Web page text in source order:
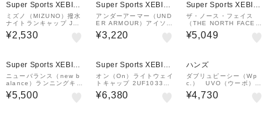
Super Sports XEBIO
&mall店
ミズノ（MIZUNO）撥水
ナイトランキャップ J2M
W101001
¥2,530
Super Sports XEBIO
&mall店
アンダーアーマー（UND
ER ARMOUR）アイソチ
ル ローンチ アジャスタ
ブル キャップ 1383477
¥3,220
Super Sports XEBIO
&mall店
ザ・ノース・フェイス
（THE NORTH FACE）
RUN SHIELD CAP NN
02604 SL
¥5,049
Super Sports XEBIO
&mall店
ニューバランス（new b
alance）ランニングキャ
ップ 47 5パネル グラフ
ィック AC40718NEF
¥5,500
Super Sports XEBIO
&mall店
オン（On）ライトウェイ
トキャップ 2UF103312
74
¥6,380
ハンズ
ダブリュピーシー（Wp
c.） UVO（ウーボ）
4way サンバイザー
グレー
¥4,730